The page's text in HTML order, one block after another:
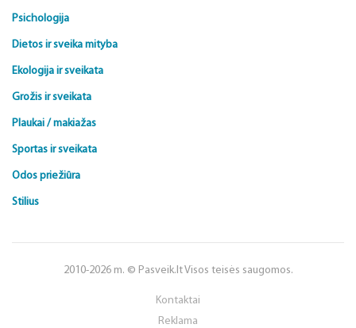
Psichologija
Dietos ir sveika mityba
Ekologija ir sveikata
Grožis ir sveikata
Plaukai / makiažas
Sportas ir sveikata
Odos priežiūra
Stilius
2010-2026 m. © Pasveik.lt Visos teisės saugomos.
Kontaktai
Reklama